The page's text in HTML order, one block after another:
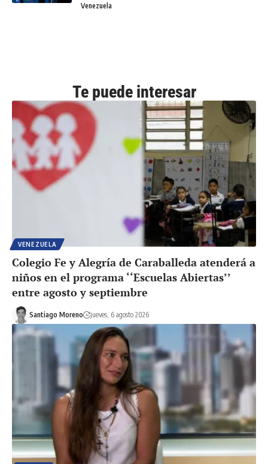
Venezuela
Te puede interesar
VENEZUELA
Colegio Fe y Alegría de Caraballeda atenderá a
niños en el programa ‘‘Escuelas Abiertas’’
entre agosto y septiembre
Santiago Moreno jueves, 6 agosto 2026